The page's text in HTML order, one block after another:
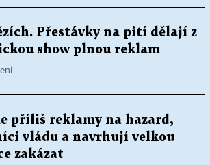
Přestávky na pití dělají z
show plnou reklam
příliš reklamy na hazard,
vládu a navrhují velkou
zakázat